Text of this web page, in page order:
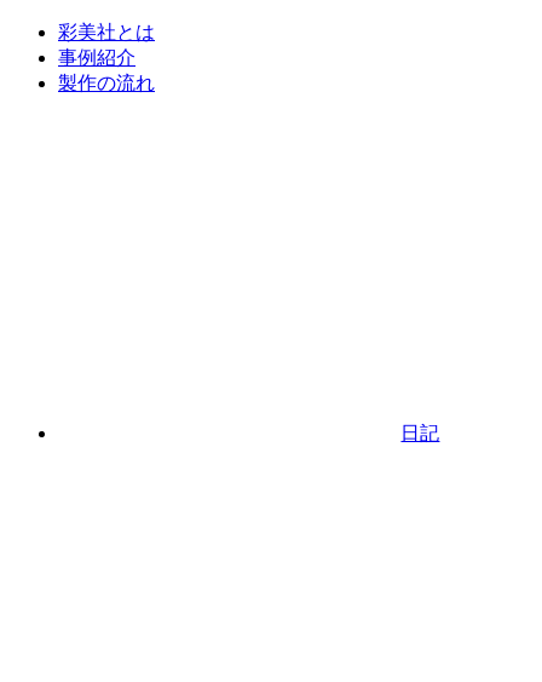
彩美社とは
事例紹介
製作の流れ
日記